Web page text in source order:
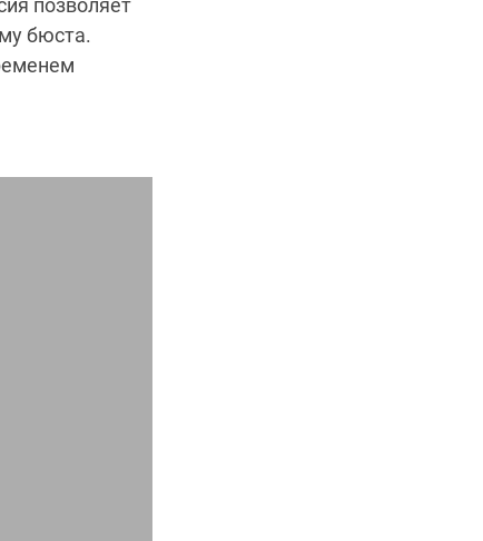
позволяет
бюста.